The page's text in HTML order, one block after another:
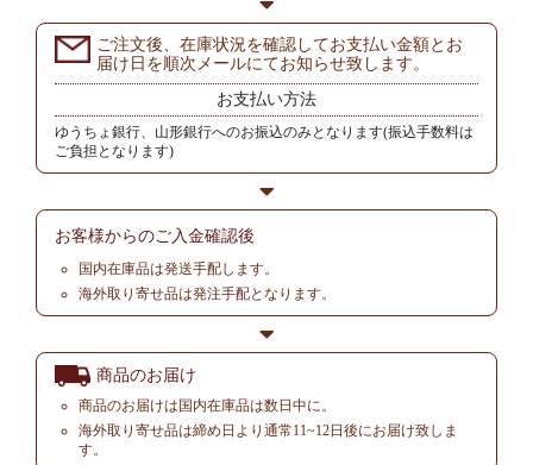
ご注文後、在庫状況を確認してお支払い金額とお
届け日を順次メールにてお知らせ致します。
お支払い方法
ゆうちょ銀行、山形銀行へのお振込のみとなります(振込手数料は
ご負担となります)
お客様からのご入金確認後
国内在庫品は発送手配します。
海外取り寄せ品は発注手配となります。
商品のお届け
商品のお届けは国内在庫品は数日中に。
海外取り寄せ品は締め日より通常11~12日後にお届け致しま
す。